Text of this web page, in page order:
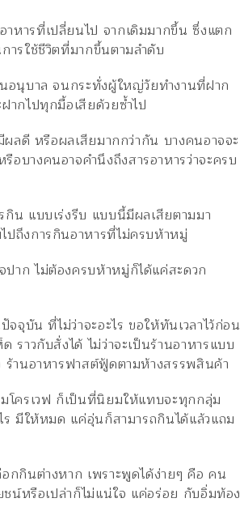
หารที่เปลี่ยนไป จากเดิมมากขึ้น ซึ่งแตก
ารใช้ชีวิตที่มากขึ้นตามลำดับ
อนุบาล จนกระทั่งผู้ใหญ่วัยทำงานที่ฝาก
ากไปทุกมื้อเสียด้วยซ้ำไป
ผลดี หรือผลเสียมากกว่ากัน บางคนอาจจะ
อบางคนอาจคำนึงถึงสารอาหารว่าจะครบ
น แบบเร่งรีบ แบบนี้มีผลเสียตามมา
ถึงการกินอาหารที่ไม่ครบห้าหมู่
าก ไม่ต้องครบห้าหมู่ก็ได้แค่สะดวก
จุบัน ที่ไม่ว่าจะอะไร ขอให้ทันเวลาไว้ก่อน
ราวกับสั่งได้ ไม่ว่าจะเป็นร้านอาหารแบบ
ร้านอาหารฟาสต์ฟู้ดตามห้างสรรพสินค้า
โครเวฟ ก็เป็นที่นิยมให้แทบจะทุกกลุ่ม
ร มีให้หมด แค่อุ่นก็สามารถกินได้แล้วแถม
กกินต่างหาก เพราะพูดได้ง่ายๆ คือ คน
ชน์หรือเปล่าก็ไม่แน่ใจ แค่อร่อย กับอิ่มท้อง